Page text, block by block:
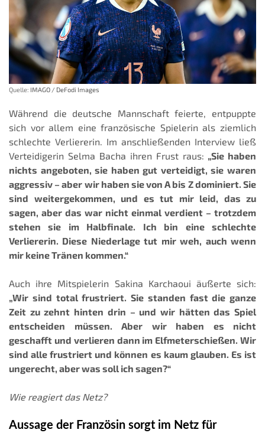
Quelle: IMAGO / DeFodi Images
Während die deutsche Mannschaft feierte, entpuppte
sich vor allem eine französische Spielerin als ziemlich
schlechte Verliererin. Im anschließenden Interview ließ
Verteidigerin Selma Bacha ihren Frust raus: „Sie haben
nichts angeboten, sie haben gut verteidigt, sie waren
aggressiv – aber wir haben sie von A bis Z dominiert. Sie
sind weitergekommen, und es tut mir leid, das zu
sagen, aber das war nicht einmal verdient – trotzdem
stehen sie im Halbfinale. Ich bin eine schlechte
Verliererin. Diese Niederlage tut mir weh, auch wenn
mir keine Tränen kommen.“
Auch ihre Mitspielerin Sakina Karchaoui äußerte sich:
„Wir sind total frustriert. Sie standen fast die ganze
Zeit zu zehnt hinten drin – und wir hätten das Spiel
entscheiden müssen. Aber wir haben es nicht
geschafft und verlieren dann im Elfmeterschießen. Wir
sind alle frustriert und können es kaum glauben. Es ist
ungerecht, aber was soll ich sagen?“
Wie reagiert das Netz?
Aussage der Französin sorgt im Netz für